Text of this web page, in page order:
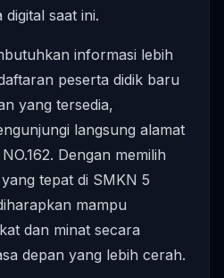
saat ini.
informasi lebih
peserta didik baru
yang tersedia,
langsung alamat
Dengan memilih
tepat di SMKN 5
mampu
dan minat secara
depan yang lebih cerah.